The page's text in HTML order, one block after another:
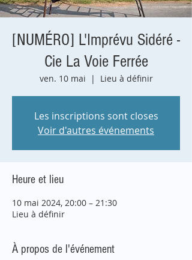
[NUMÉRO] L'Imprévu Sidéré -
Cie La Voie Ferrée
ven. 10 mai
  |
Lieu à définir
Les inscriptions sont closes
Voir d'autres événements
Heure et lieu
10 mai 2024, 20:00 – 21:30
Lieu à définir
À propos de l'événement